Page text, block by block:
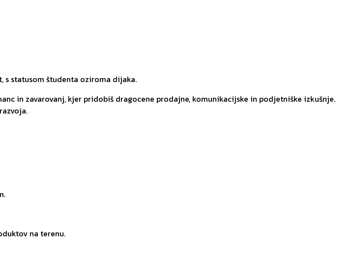
s statusom študenta oziroma dijaka.
in zavarovanj, kjer pridobiš dragocene prodajne, komunikacijske in podjetniške izkušnje.
na terenu.